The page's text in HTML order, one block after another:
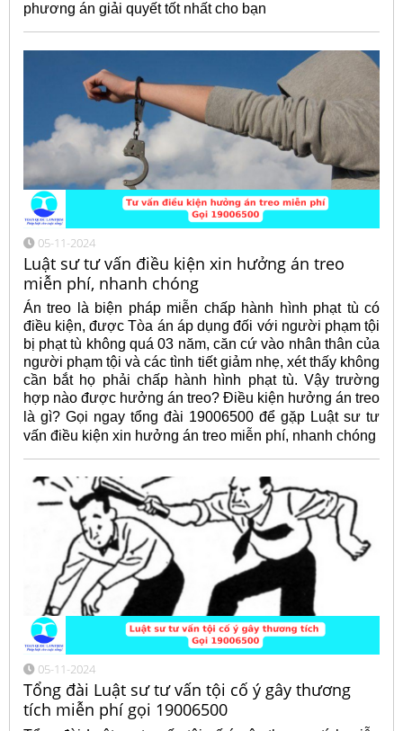
phương án giải quyết tốt nhất cho bạn
05-11-2024
Luật sư tư vấn điều kiện xin hưởng án treo
miễn phí, nhanh chóng
Án treo là biện pháp miễn chấp hành hình phạt tù có
điều kiện, được Tòa án áp dụng đối với người phạm tội
bị phạt tù không quá 03 năm, căn cứ vào nhân thân của
người phạm tội và các tình tiết giảm nhẹ, xét thấy không
cần bắt họ phải chấp hành hình phạt tù. Vậy trường
hợp nào được hưởng án treo? Điều kiện hưởng án treo
là gì? Gọi ngay tổng đài 19006500 để gặp Luật sưtư
vấn điều kiện xin hưởng án treo miễn phí, nhanh chóng
05-11-2024
Tổng đài Luật sư tư vấn tội cố ý gây thương
tích miễn phí gọi 19006500